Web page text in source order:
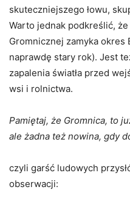
skuteczniejszego łowu,
Warto jednak podkreślić,
Gromnicznej zamyka okres
naprawdę stary rok). Jest
zapalenia światła przed
wsi i rolnictwa.
Pamiętaj, że Gromnica, to
ale żadna też nowina, gdy
czyli garść ludowych
obserwacji: